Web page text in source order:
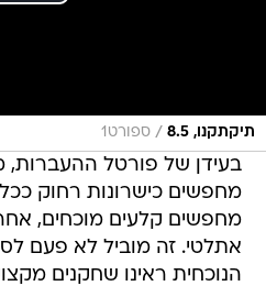
תיקתקנו, 8.5 / ספורט1
בעידן של פורטל ההעברות,
מחפשים כישרונות רחוק
מחפשים קלעים מוכחים,
אתלטי. זה מוביל לא פעם
הנוכחית ראינו שחקנים